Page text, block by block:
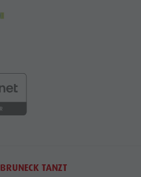
BRUNECK TANZT